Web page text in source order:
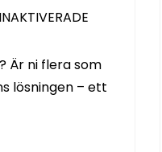
SOM
ÖPPNAS
Är ni flera som
lösningen – ett